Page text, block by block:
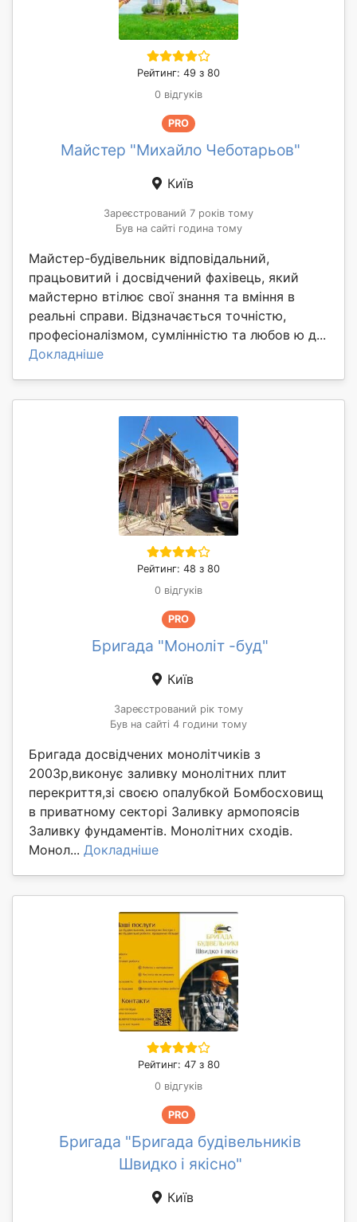
Рейтинг: 49 з 80
0 відгуків
PRO
Майстер "Михайло Чеботарьов"
Київ
Зареєстрований 7 років тому
Був на сайті година тому
Майстер-будівельник відповідальний,
працьовитий і досвідчений фахівець, який
майстерно втілює свої знання та вміння в
реальні справи. Відзначається точністю,
професіоналізмом, сумлінністю та любов ю д...
Докладніше
Рейтинг: 48 з 80
0 відгуків
PRO
Бригада "Моноліт -буд"
Київ
Зареєстрований рік тому
Був на сайті 4 години тому
Бригада досвідчених монолітчиків з
2003р,виконує заливку монолітних плит
перекриття,зі своєю опалубкой Бомбосховищ
в приватному секторі Заливку армопоясів
Заливку фундаментів. Монолітних сходів.
Монол... Докладніше
Рейтинг: 47 з 80
0 відгуків
PRO
Бригада "Бригада будівельників
Швидко і якісно"
Київ